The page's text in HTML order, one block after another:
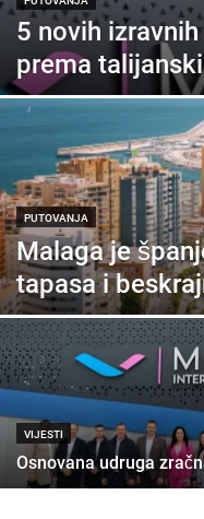
5 novih
prema
PUTOVANJA
Malaga je
tapasa i
VIJESTI
Osnovana udruga